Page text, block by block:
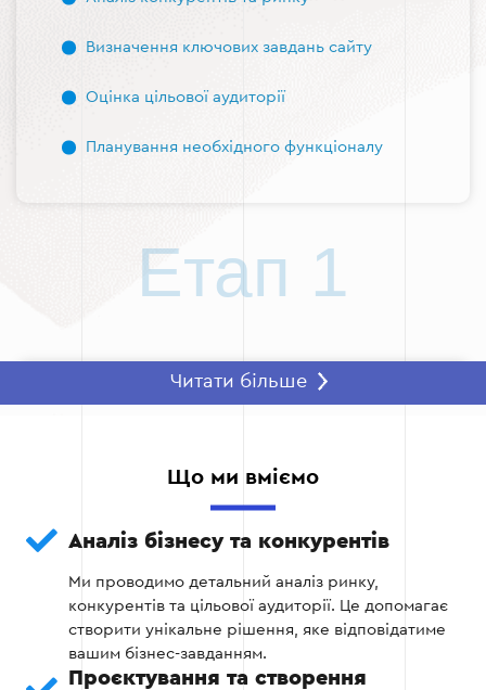
Визначення ключових завдань сайту
Оцінка цільової аудиторії
Планування необхідного функціоналу
Етап 1
Етап 2 — Розробка структури та
Формування логічної структури сайту
Визначення необхідного контенту
Читати більше
Що ми вміємо
Аналіз бізнесу та конкурентів
Ми проводимо детальний аналіз ринку,
конкурентів та цільової аудиторії. Це допомагає
створити унікальне рішення, яке відповідатиме
вашим бізнес-завданням.
Проєктування та створення